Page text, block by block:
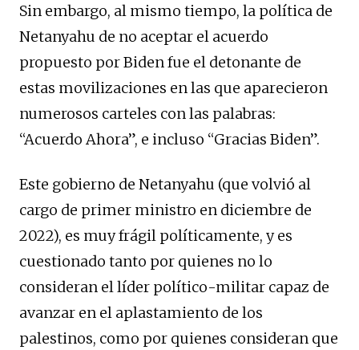
Sin embargo, al mismo tiempo, la política de
Netanyahu de no aceptar el acuerdo
propuesto por Biden fue el detonante de
estas movilizaciones en las que aparecieron
numerosos carteles con las palabras:
“Acuerdo Ahora”, e incluso “Gracias Biden”.
Este gobierno de Netanyahu (que volvió al
cargo de primer ministro en diciembre de
2022), es muy frágil políticamente, y es
cuestionado tanto por quienes no lo
consideran el líder político-militar capaz de
avanzar en el aplastamiento de los
palestinos, como por quienes consideran que